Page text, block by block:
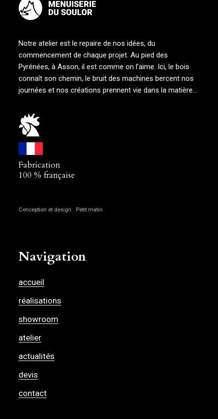
Notre atelier est le repaire de nos idées, du
commencement de chaque projet. Au pied des
Pyrénées, à Asson, il est comme on l’aime. Ici, le bois
connaît son chemin, le bruit des machines bercent nos
journées et nos créations prennent vie dans la matière…
Fabrication
100 % française
Conception et design . Petit matin
Navigation
accueil
réalisations
showroom
atelier
actualités
devis
contact